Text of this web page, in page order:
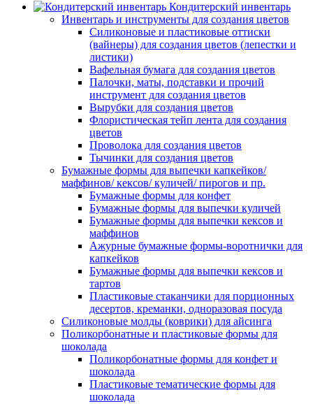
Кондитерский инвентарь
Инвентарь и инструменты для создания цветов
Силиконовые и пластиковые оттиски
(вайнеры) для создания цветов (лепестки и
листики)
Вафельная бумага для создания цветов
Палочки, маты, подставки и прочий
инструмент для создания цветов
Вырубки для создания цветов
Флористическая тейп лента для создания
цветов
Проволока для создания цветов
Тычинки для создания цветов
Бумажные формы для выпечки капкейков/
маффинов/ кексов/ куличей/ пирогов и пр.
Бумажные формы для конфет
Бумажные формы для выпечки куличей
Бумажные формы для выпечки кексов и
маффинов
Ажурные бумажные формы-воротнички для
капкейков
Бумажные формы для выпечки кексов и
тартов
Пластиковые стаканчики для порционных
десертов, креманки, одноразовая посуда
Силиконовые молды (коврики) для айсинга
Поликорбонатные и пластиковые формы для
шоколада
Поликорбонатные формы для конфет и
шоколада
Пластиковые тематические формы для
шоколада